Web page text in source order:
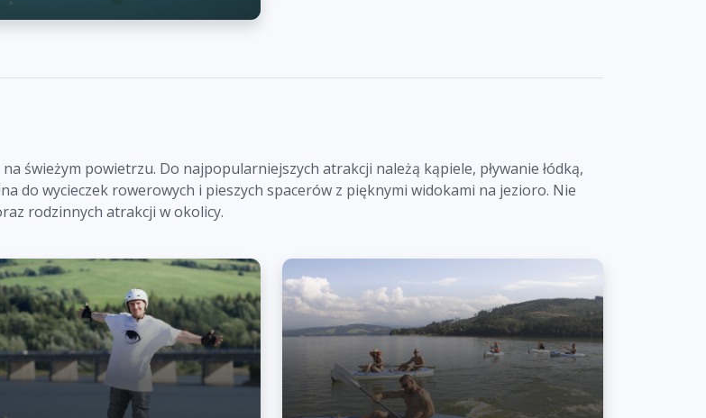
świeżym powietrzu. Do najpopularniejszych atrakcji należą kąpiele, pływanie łódką,
do wycieczek rowerowych i pieszych spacerów z pięknymi widokami na jezioro. Nie
rodzinnych atrakcji w okolicy.